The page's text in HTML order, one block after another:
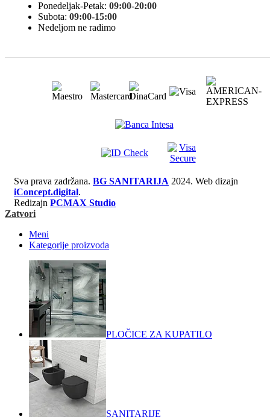
Ponedeljak-Petak: 09:00-20:00
Subota: 09:00-15:00
Nedeljom ne radimo
Sva prava zadržana. BG SANITARIJA 2024. Web dizajn
iConcept.digital.
Redizajn PCMAX Studio
Zatvori
Meni
Kategorije proizvoda
PLOČICE ZA KUPATILO
SANITARIJE